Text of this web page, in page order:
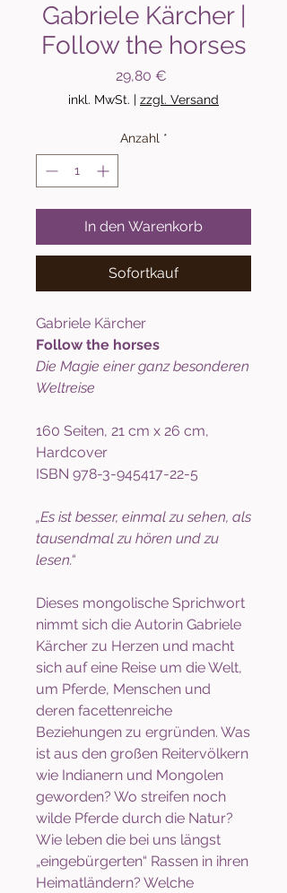
Gabriele Kärcher |
Follow the horses
29,80 €
inkl. MwSt. | zzgl. Versand
Anzahl *
In den Warenkorb
Sofortkauf
Gabriele Kärcher
Follow the horses
Die Magie einer ganz besonderen
Weltreise
160 Seiten, 21 cm x 26 cm,
Hardcover
ISBN 978-3-945417-22-5
„Es ist besser, einmal zu sehen, als
tausendmal zu hören und zu
lesen.“
Dieses mongolische Sprichwort
nimmt sich die Autorin Gabriele
Kärcher zu Herzen und macht
sich auf eine Reise um die Welt,
um Pferde, Menschen und
deren facettenreiche
Beziehungen zu ergründen. Was
ist aus den großen Reitervölkern
wie Indianern und Mongolen
geworden? Wo streifen noch
wilde Pferde durch die Natur?
Wie leben die bei uns längst
„eingebürgerten“ Rassen in ihren
Heimatländern? Welche